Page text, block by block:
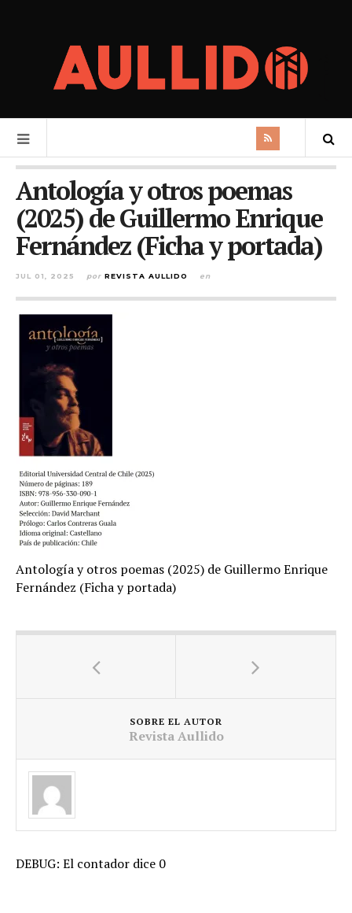
Antología y otros poemas
(2025) de Guillermo Enrique
Fernández (Ficha y portada)
JUL 01, 2025 por REVISTA AULLIDO en
Antología y otros poemas (2025) de Guillermo Enrique
Fernández (Ficha y portada)
SOBRE EL AUTOR
Revista Aullido
DEBUG: El contador dice 0